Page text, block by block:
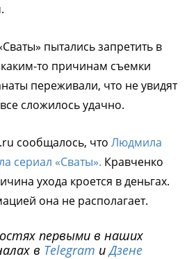
пытались запретить в
то причинам съемки
переживали, что не увидят
сложилось удачно.
сообщалось, что Людмила
сериал «Сваты». Кравченко
ухода кроется в деньгах.
она не располагает.
первыми в наших
в Telegram иДзене